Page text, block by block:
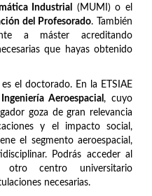
Industrial
(MUMI) o el
del Profesorado. También
a máster acreditando
que hayas obtenido
el doctorado. En la ETSIAE
Aeroespacial, cuyo
goza de gran relevancia
y el impacto social,
el segmento aeroespacial,
Podrás acceder al
otro centro universitario
necesarias.